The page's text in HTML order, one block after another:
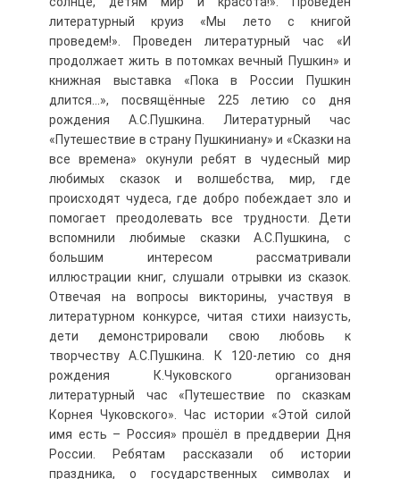
литературный круиз «Мы лето с книгой
проведем!». Проведен литературный час «И
продолжает жить в потомках вечный Пушкин» и
книжная выставка «Пока в России Пушкин
длится…», посвящённые 225 летию со дня
рождения А.С.Пушкина. Литературный час
«Путешествие в страну Пушкиниану» и «Сказки на
все времена» окунули ребят в чудесный мир
любимых сказок и волшебства, мир, где
происходят чудеса, где добро побеждает зло и
помогает преодолевать все трудности. Дети
вспомнили любимые сказки А.С.Пушкина, с
большим интересом рассматривали
иллюстрации книг, слушали отрывки из сказок.
Отвечая на вопросы викторины, участвуя в
литературном конкурсе, читая стихи наизусть,
дети демонстрировали свою любовь к
творчеству А.С.Пушкина. К 120-летию со дня
рождения К.Чуковского организован
литературный час «Путешествие по сказкам
Корнея Чуковского». Час истории «Этой силой
имя есть – Россия» прошёл в преддверии Дня
России. Ребятам рассказали об истории
праздника, о государственных символах и